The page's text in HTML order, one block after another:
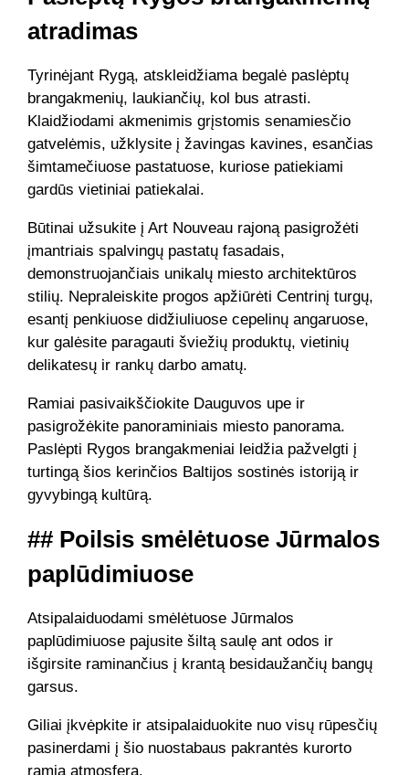
atradimas
Tyrinėjant Rygą, atskleidžiama begalė paslėptų
brangakmenių, laukiančių, kol bus atrasti.
Klaidžiodami akmenimis grįstomis senamiesčio
gatvelėmis, užklysite į žavingas kavines, esančias
šimtamečiuose pastatuose, kuriose patiekiami
gardūs vietiniai patiekalai.
Būtinai užsukite į Art Nouveau rajoną pasigrožėti
įmantriais spalvingų pastatų fasadais,
demonstruojančiais unikalų miesto architektūros
stilių. Nepraleiskite progos apžiūrėti Centrinį turgų,
esantį penkiuose didžiuliuose cepelinų angaruose,
kur galėsite paragauti šviežių produktų, vietinių
delikatesų ir rankų darbo amatų.
Ramiai pasivaikščiokite Dauguvos upe ir
pasigrožėkite panoraminiais miesto panorama.
Paslėpti Rygos brangakmeniai leidžia pažvelgti į
turtingą šios kerinčios Baltijos sostinės istoriją ir
gyvybingą kultūrą.
## Poilsis smėlėtuose Jūrmalos
paplūdimiuose
Atsipalaiduodami smėlėtuose Jūrmalos
paplūdimiuose pajusite šiltą saulę ant odos ir
išgirsite raminančius į krantą besidaužančių bangų
garsus.
Giliai įkvėpkite ir atsipalaiduokite nuo visų rūpesčių
pasinerdami į šio nuostabaus pakrantės kurorto
ramią atmosferą.